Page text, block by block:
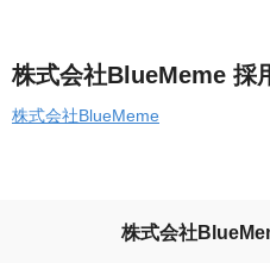
株式会社BlueMeme 採
株式会社BlueMeme
株式会社